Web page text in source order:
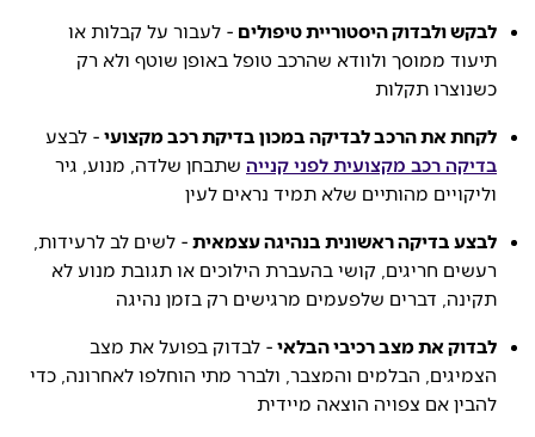
לבקש ולבדוק היסטוריית טיפולים- לעבור על קבלות או
תיעוד ממוסך ולוודא שהרכב טופל באופן שוטף ולא רק
כשנוצרו תקלות
לקחת את הרכב לבדיקה במכון בדיקת רכב מקצועי- לבצע
בדיקה רכב מקצועית לפני קנייהשתבחן שלדה, מנוע, גיר
וליקויים מהותיים שלא תמיד נראים לעין
לבצע בדיקה ראשונית בנהיגה עצמאית- לשים לב לרעידות,
רעשים חריגים, קושי בהעברת הילוכים או תגובת מנוע לא
תקינה, דברים שלפעמים מרגישים רק בזמן נהיגה
לבדוק את מצב רכיבי הבלאי- לבדוק בפועל את מצב
הצמיגים, הבלמים והמצבר, ולברר מתי הוחלפו לאחרונה, כדי
להבין אם צפויה הוצאה מיידית